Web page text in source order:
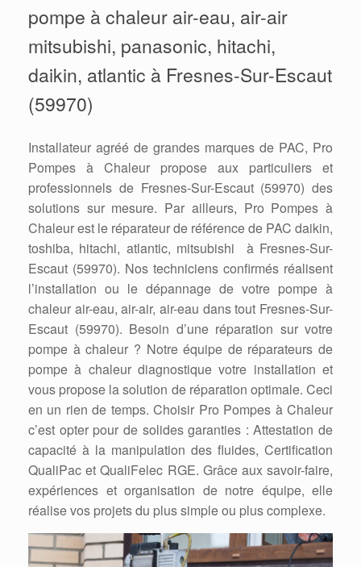
pompe à chaleur air-eau, air-air
mitsubishi, panasonic, hitachi,
daikin, atlantic à Fresnes-Sur-Escaut
(59970)
Installateur agréé de grandes marques de PAC, Pro
Pompes à Chaleur propose aux particuliers et
professionnels de Fresnes-Sur-Escaut (59970) des
solutions sur mesure. Par ailleurs, Pro Pompes à
Chaleur est le réparateur de référence de PAC daikin,
toshiba, hitachi, atlantic, mitsubishi à Fresnes-Sur-
Escaut (59970). Nos techniciens confirmés réalisent
l’installation ou le dépannage de votre pompe à
chaleur air-eau, air-air, air-eau dans tout Fresnes-Sur-
Escaut (59970). Besoin d’une réparation sur votre
pompe à chaleur ? Notre équipe de réparateurs de
pompe à chaleur diagnostique votre installation et
vous propose la solution de réparation optimale. Ceci
en un rien de temps. Choisir Pro Pompes à Chaleur
c’est opter pour de solides garanties : Attestation de
capacité à la manipulation des fluides, Certification
QualiPac et QualiFelec RGE. Grâce aux savoir-faire,
expériences et organisation de notre équipe, elle
réalise vos projets du plus simple ou plus complexe.